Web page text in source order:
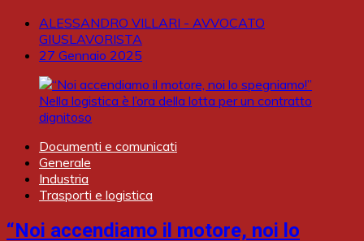
ALESSANDRO VILLARI - AVVOCATO
GIUSLAVORISTA
27 Gennaio 2025
Documenti e comunicati
Generale
Industria
Trasporti e logistica
“Noi accendiamo il motore, noi lo